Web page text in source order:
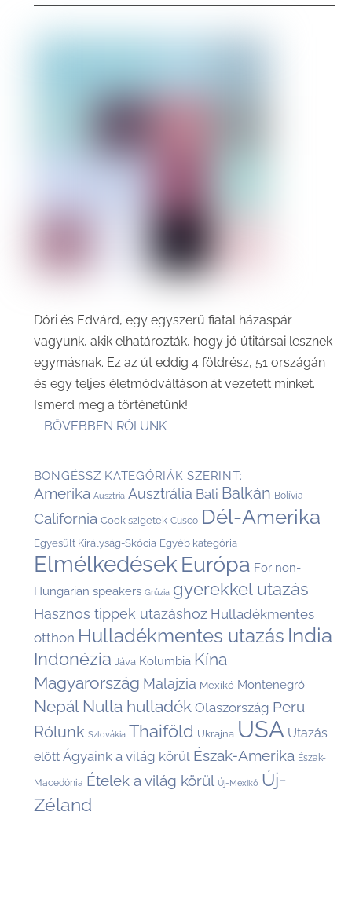
Dóri és Edvárd, egy egyszerű fiatal házaspár
vagyunk, akik elhatározták, hogy jó útitársai lesznek
egymásnak. Ez az út eddig 4 földrész, 51 országán
és egy teljes életmódváltáson át vezetett minket.
Ismerd meg a történetünk!
BŐVEBBEN RÓLUNK
BÖNGÉSSZ KATEGÓRIÁK SZERINT:
Amerika Ausztria Ausztrália Bali Balkán Bolívia
California Cook szigetek Cusco Dél-Amerika
Egyesült Királyság-Skócia Egyéb kategória
Elmélkedések Európa For non-
Hungarian speakers Grúzia gyerekkel utazás
Hasznos tippek utazáshoz Hulladékmentes
otthon Hulladékmentes utazás India
Indonézia Jáva Kolumbia Kína
Magyarország Malajzia Mexikó Montenegró
Nepál Nulla hulladék Olaszország Peru
Rólunk Szlovákia Thaiföld Ukrajna USA Utazás
előtt Ágyaink a világ körül Észak-Amerika Észak-
Macedónia Ételek a világ körül Új-Mexikó Új-
Zéland